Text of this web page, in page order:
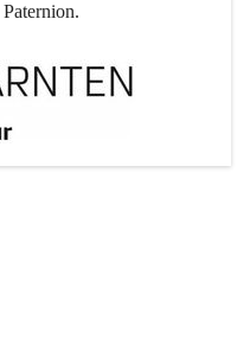
Paternion.